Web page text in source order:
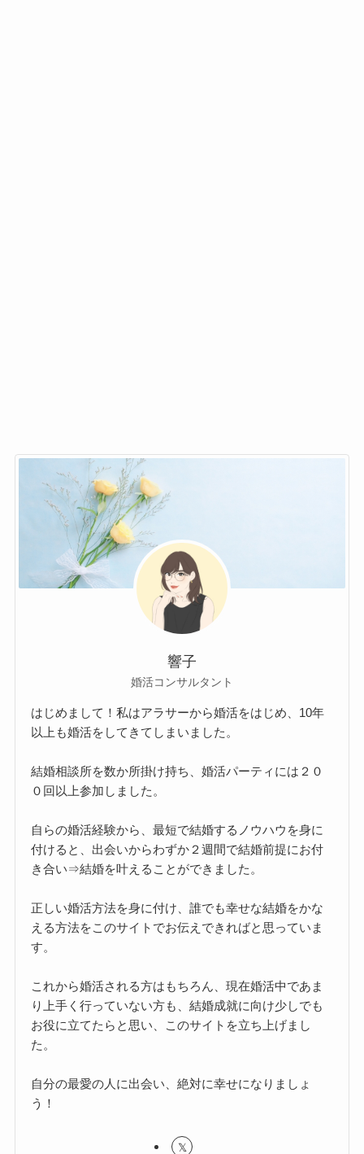
響子
婚活コンサルタント
はじめまして！私はアラサーから婚活をはじめ、10年
以上も婚活をしてきてしまいました。
結婚相談所を数か所掛け持ち、婚活パーティには２０
０回以上参加しました。
自らの婚活経験から、最短で結婚するノウハウを身に
付けると、出会いからわずか２週間で結婚前提にお付
き合い⇒結婚を叶えることができました。
正しい婚活方法を身に付け、誰でも幸せな結婚をかな
える方法をこのサイトでお伝えできればと思っていま
す。
これから婚活される方はもちろん、現在婚活中であま
り上手く行っていない方も、結婚成就に向け少しでも
お役に立てたらと思い、このサイトを立ち上げまし
た。
自分の最愛の人に出会い、絶対に幸せになりましょ
う！